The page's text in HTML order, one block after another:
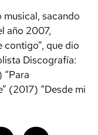
sacando
año 2007,
contigo”, que dio
Discografía:
(2017) “Desde mi